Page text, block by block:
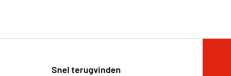
Snel terugvinden